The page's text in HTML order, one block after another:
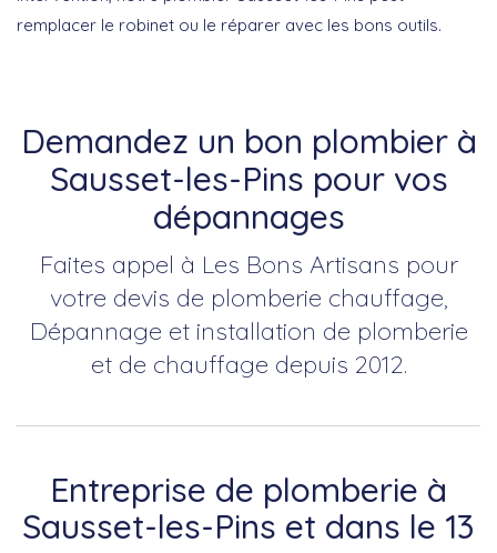
remplacer le robinet ou le réparer avec les bons outils.
Demandez un bon plombier à
Sausset-les-Pins pour vos
dépannages
Faites appel à Les Bons Artisans pour
votre devis de plomberie chauffage,
Dépannage et installation de plomberie
et de chauffage depuis 2012.
Entreprise de plomberie à
Sausset-les-Pins et dans le 13